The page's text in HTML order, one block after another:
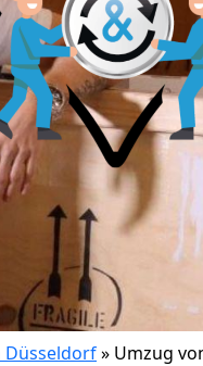
Düsseldorf» Umzug